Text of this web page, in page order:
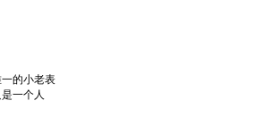
的小老表
一个人